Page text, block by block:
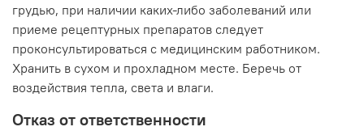
грудью, при наличии каких-либо заболеваний или
приеме рецептурных препаратов следует
проконсультироваться с медицинским работником.
Хранить в сухом и прохладном месте. Беречь от
воздействия тепла, света и влаги.
Отказ от ответственности